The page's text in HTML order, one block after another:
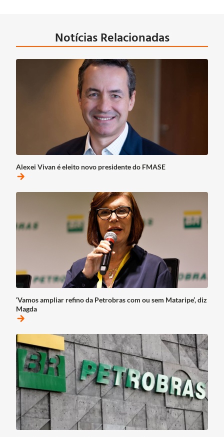
Notícias Relacionadas
Alexei Vivan é eleito novo presidente do FMASE
arrow_forward
‘Vamos ampliar refino da Petrobras com ou sem Mataripe’, diz
Magda
arrow_forward